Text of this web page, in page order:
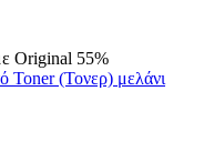
Original 55%
(Τονερ) μελάνι